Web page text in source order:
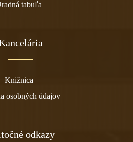
tabuľa
Knižnica
osobných údajov
odkazy